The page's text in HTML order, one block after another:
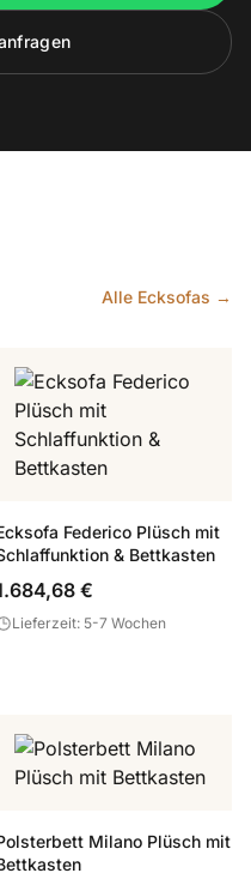
Alle Ecksofas →
Federico Plüsch mit
& Bettkasten
€
Lieferzeit: 5-7 Wochen
Milano Plüsch mit